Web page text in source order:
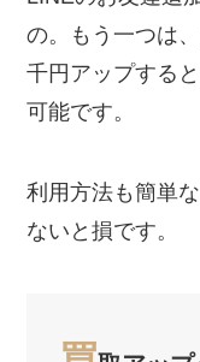
の。もう一つは
千円アップする
可能です。
利用方法も簡単
ないと損です。